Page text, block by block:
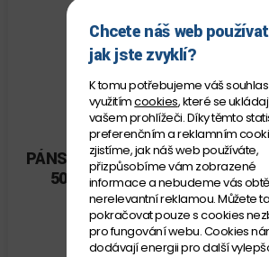
ARENA
PÁNSKÉ PLAVKY ARENA MEN'S
50TH ANNIVERSARY SI -
Velikost: 4
SKLADEM
1 299 Kč
Chcete náš web
jak jste zvyklí?
K tomu potřebujeme váš
využitímcookies, které se
vašem prohlížeči. Díky těmto
preferenčním a reklamním
zjistíme, jak náš web používáte,
přizpůsobíme vám zobrazené
informace a nebudeme vás
nerelevantní reklamou. Můžete
pokračovat pouze s cookies
pro fungování webu. Cookies
dodávají energii pro další